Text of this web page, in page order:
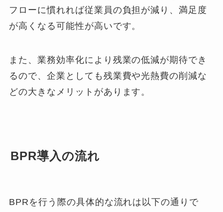
フローに慣れれば従業員の負担が減り、満足度
が高くなる可能性が高いです。
また、業務効率化により残業の低減が期待でき
るので、企業としても残業費や光熱費の削減な
どの大きなメリットがあります。
BPR導入の流れ
BPRを行う際の具体的な流れは以下の通りで